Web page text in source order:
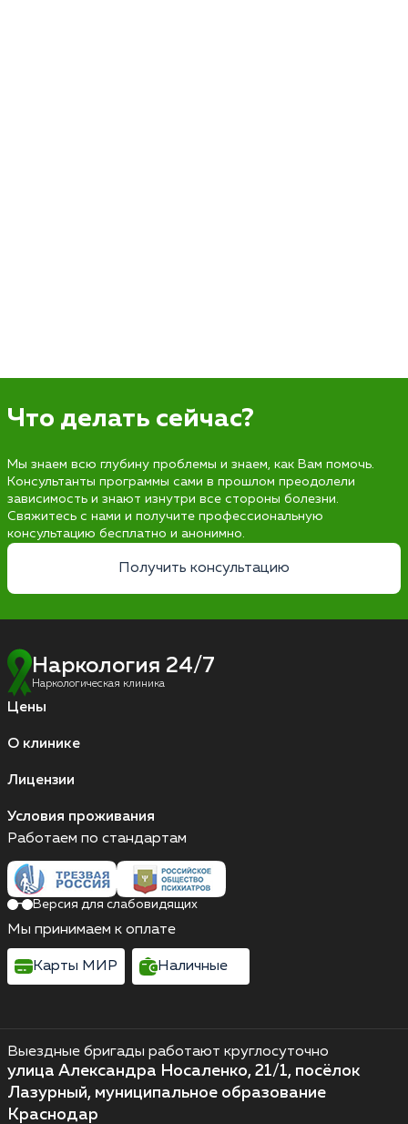
Что делать сейчас?
Мы знаем всю глубину проблемы и знаем, как Вам помочь.
Консультанты программы сами в прошлом преодолели
зависимость и знают изнутри все стороны болезни.
Свяжитесь с нами и получите профессиональную
консультацию бесплатно и анонимно.
Получить консультацию
Наркология 24/7
Наркологическая клиника
Цены
О клинике
Лицензии
Условия проживания
Выездные бригады работают круглосуточно
улица Александра Носаленко, 21/1, посёлок
Лазурный, муниципальное образование
Краснодар
Работаем по стандартам
Версия для слабовидящих
Мы принимаем к оплате
Карты МИР Наличные